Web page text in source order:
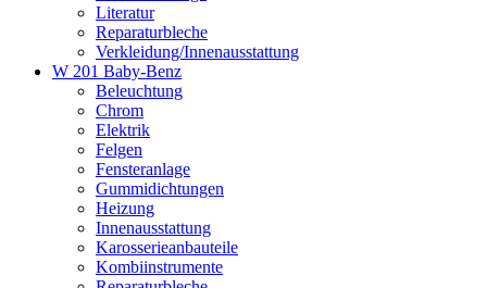
Literatur
Reparaturbleche
Verkleidung/Innenausstattung
W 201 Baby-Benz
Beleuchtung
Chrom
Elektrik
Felgen
Fensteranlage
Gummidichtungen
Heizung
Innenausstattung
Karosserieanbauteile
Kombiinstrumente